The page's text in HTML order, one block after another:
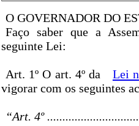
O GOVERNADOR DO
Faço saber que a
seguinte Lei:
Art. 1º O art. 4º da Lei n
vigorar com os seguintes
“Art. 4º